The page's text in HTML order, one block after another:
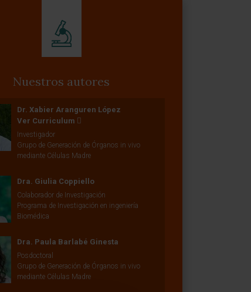
Nuestros autores
Dr. Xabier Aranguren López
Ver Curriculum
Investigador
Grupo de Generación de Órganos in vivo
mediante Células Madre
Dra. Giulia Coppiello
Colaborador de Investigación
Programa de Investigación en ingeniería
Biomédica
Dra. Paula Barlabé Ginesta
Posdoctoral
Grupo de Generación de Órganos in vivo
mediante Células Madre